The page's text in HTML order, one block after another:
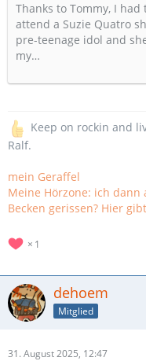
Thanks to Tommy, I
attend a Suzie Quatro
pre-teenage idol and
my…
Keep on rockin and
Ralf.
mein Geraffel
Meine Hörzone: ich dann
Becken gerissen? Hier
1
dehoem
Mitglied
31. August 2025, 12:47